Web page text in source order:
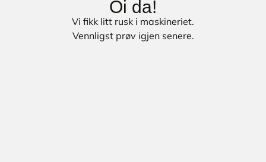
Oi da!
Vi fikk litt rusk i maskineriet.
Vennligst prøv igjen senere.